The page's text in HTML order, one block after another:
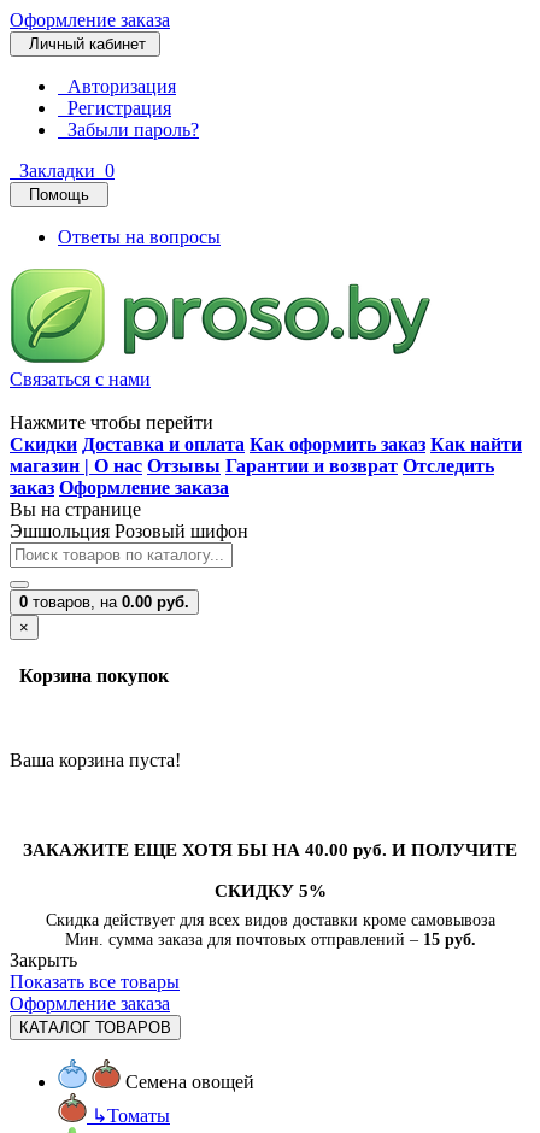
Оформление заказа
Личный кабинет
Авторизация
Регистрация
Забыли пароль?
Закладки 0
Помощь
Ответы на вопросы
Связаться с нами
Нажмите чтобы перейти
Скидки Доставка и оплата Как оформить заказ Как найти
магазин | О нас Отзывы Гарантии и возврат Отследить
заказ Оформление заказа
Вы на странице
Эшшольция Розовый шифон
0 товаров, на 0.00 руб.
×
Корзина покупок
Ваша корзина пуста!
ЗАКАЖИТЕ ЕЩЕ ХОТЯ БЫ НА 40.00 руб. И ПОЛУЧИТЕ
СКИДКУ 5%
Скидка действует для всех видов доставки кроме самовывоза
Мин. сумма заказа для почтовых отправлений – 15 руб.
Закрыть
Показать все товары
Оформление заказа
КАТАЛОГ ТОВАРОВ
Семена овощей
↳Томаты